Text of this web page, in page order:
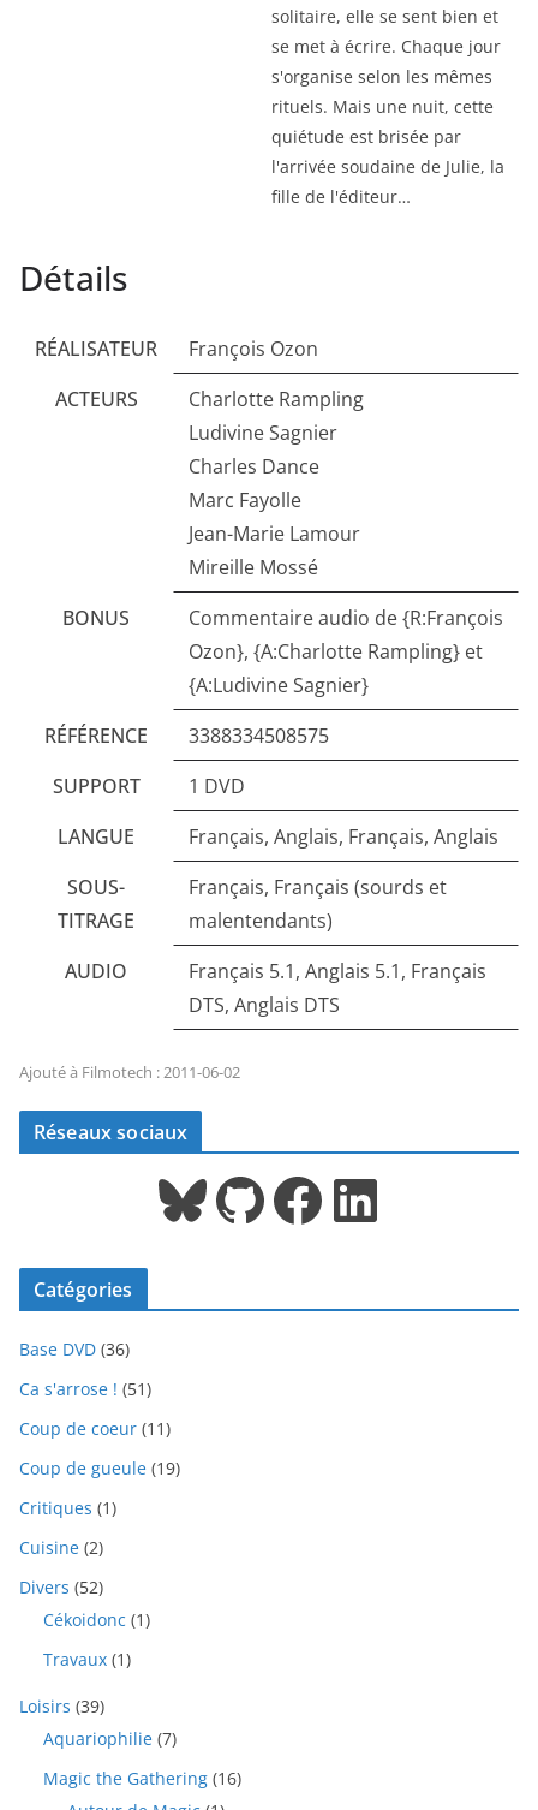
solitaire, elle se sent bien et
se met à écrire. Chaque jour
s'organise selon les mêmes
rituels. Mais une nuit, cette
quiétude est brisée par
l'arrivée soudaine de Julie, la
fille de l'éditeur…
Détails
RÉALISATEUR
François Ozon
ACTEURS
Charlotte Rampling
Ludivine Sagnier
Charles Dance
Marc Fayolle
Jean-Marie Lamour
Mireille Mossé
BONUS
Commentaire audio de {R:François
Ozon}, {A:Charlotte Rampling} et
{A:Ludivine Sagnier}
RÉFÉRENCE
3388334508575
SUPPORT
1 DVD
LANGUE
Français, Anglais, Français, Anglais
SOUS-
TITRAGE
Français, Français (sourds et
malentendants)
AUDIO
Français 5.1, Anglais 5.1, Français
DTS, Anglais DTS
Ajouté à Filmotech : 2011-06-02
Réseaux sociaux
Bluesky GitHub Facebook LinkedIn
Catégories
Base DVD (36)
Ca s'arrose ! (51)
Coup de coeur (11)
Coup de gueule (19)
Critiques (1)
Cuisine (2)
Divers (52)
Cékoidonc (1)
Travaux (1)
Loisirs (39)
Aquariophilie (7)
Magic the Gathering (16)